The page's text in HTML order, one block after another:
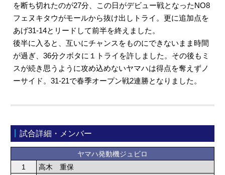
を断ち切れたのが27分、この日がデビュー戦となったNO8
フェヌキタウがモールから抜け出しトライ。更に追加点を
あげ31-14とリードして前半を終えました。
後半に入ると、互いにチャンスをものにできないまま時間
が過ぎ、36分クボタに１トライを許しました。その後もミ
スが続き思うように攻め込めないヤマハは得点を奪えずノ
ーサイド。31-21で春季オープン戦2連勝となりました。
試合詳細・メンバー
ヤマハ発動機ジュビロ
1
高木 重保